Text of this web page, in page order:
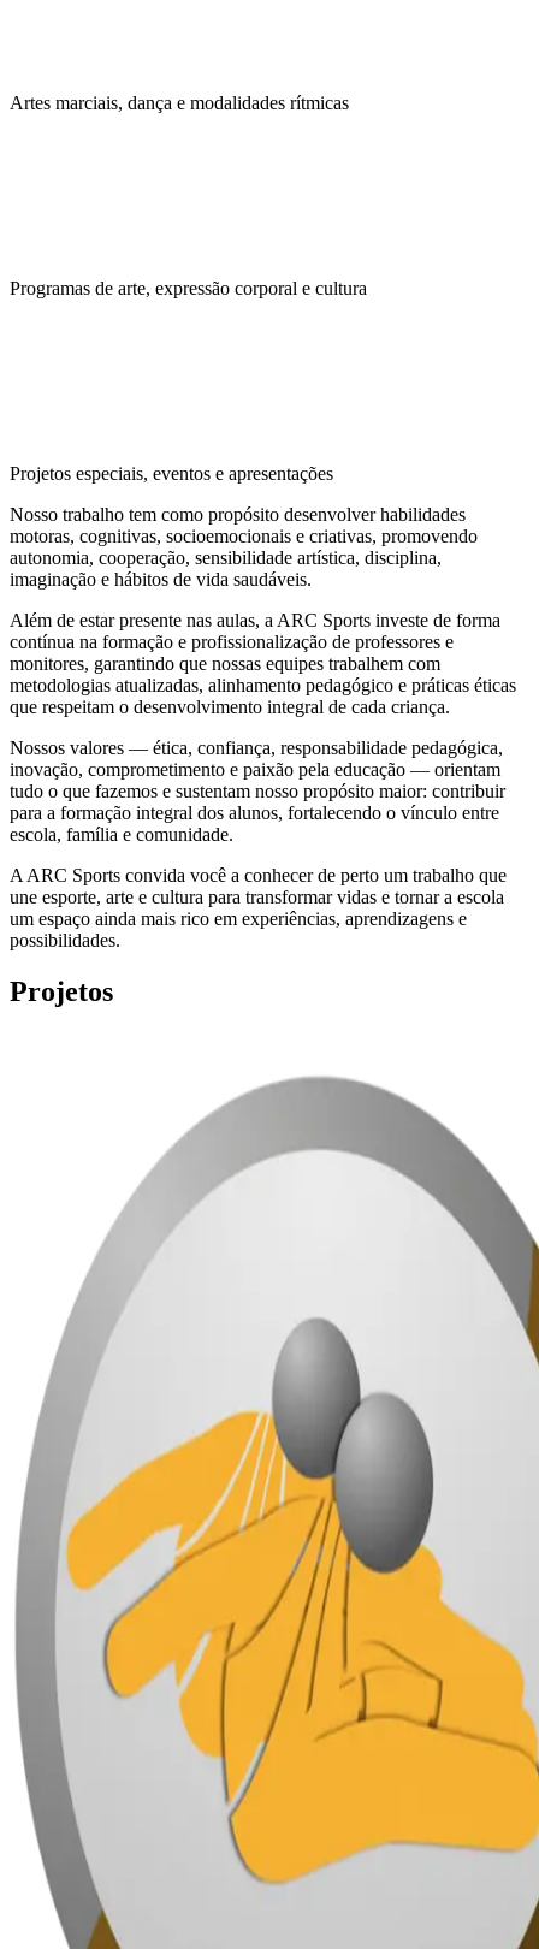
Artes marciais, dança e modalidades rítmicas
Programas de arte, expressão corporal e cultura
Projetos especiais, eventos e apresentações
Nosso trabalho tem como propósito desenvolver habilidades
motoras, cognitivas, socioemocionais e criativas, promovendo
autonomia, cooperação, sensibilidade artística, disciplina,
imaginação e hábitos de vida saudáveis.
Além de estar presente nas aulas, a ARC Sports investe de forma
contínua na formação e profissionalização de professores e
monitores, garantindo que nossas equipes trabalhem com
metodologias atualizadas, alinhamento pedagógico e práticas éticas
que respeitam o desenvolvimento integral de cada criança.
Nossos valores — ética, confiança, responsabilidade pedagógica,
inovação, comprometimento e paixão pela educação — orientam
tudo o que fazemos e sustentam nosso propósito maior: contribuir
para a formação integral dos alunos, fortalecendo o vínculo entre
escola, família e comunidade.
A ARC Sports convida você a conhecer de perto um trabalho que
une esporte, arte e cultura para transformar vidas e tornar a escola
um espaço ainda mais rico em experiências, aprendizagens e
possibilidades.
Projetos